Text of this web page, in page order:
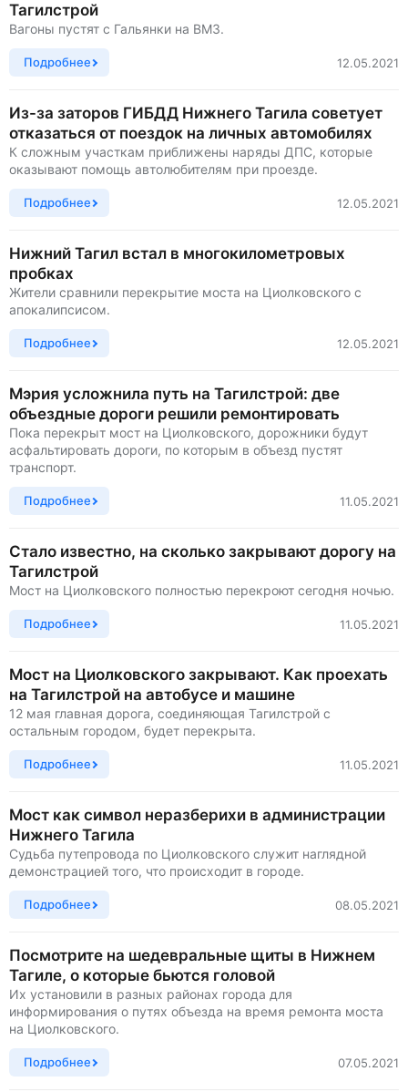
Тагилстрой
Вагоны пустят с Гальянки на ВМЗ.
Подробнее 12.05.2021
Из-за заторов ГИБДД Нижнего Тагила советует
отказаться от поездок на личных автомобилях
К сложным участкам приближены наряды ДПС, которые
оказывают помощь автолюбителям при проезде.
Подробнее 12.05.2021
Нижний Тагил встал в многокилометровых
пробках
Жители сравнили перекрытие моста на Циолковского с
апокалипсисом.
Подробнее 12.05.2021
Мэрия усложнила путь на Тагилстрой: две
объездные дороги решили ремонтировать
Пока перекрыт мост на Циолковского, дорожники будут
асфальтировать дороги, по которым в объезд пустят
транспорт.
Подробнее 11.05.2021
Стало известно, на сколько закрывают дорогу на
Тагилстрой
Мост на Циолковского полностью перекроют сегодня ночью.
Подробнее 11.05.2021
Мост на Циолковского закрывают. Как проехать
на Тагилстрой на автобусе и машине
12 мая главная дорога, соединяющая Тагилстрой с
остальным городом, будет перекрыта.
Подробнее 11.05.2021
Мост как символ неразберихи в администрации
Нижнего Тагила
Судьба путепровода по Циолковского служит наглядной
демонстрацией того, что происходит в городе.
Подробнее 08.05.2021
Посмотрите на шедевральные щиты в Нижнем
Тагиле, о которые бьются головой
Их установили в разных районах города для
информирования о путях объезда на время ремонта моста
на Циолковского.
Подробнее 07.05.2021